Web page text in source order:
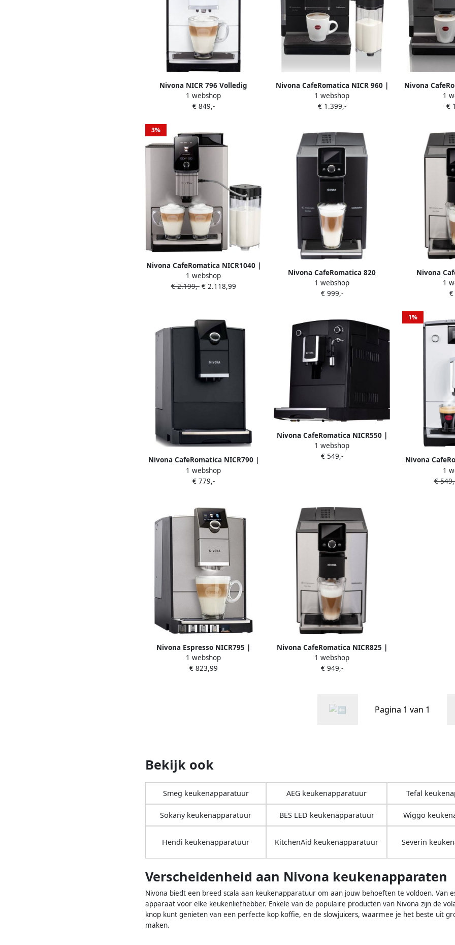
Nivona NICR 796 Volledig
automatisch 2 l koffiemachine
met bonen
1 webshop
€ 849,-
Nivona CafeRomatica NICR 960 |
Espressomachines |
4260083469606
1 webshop
€ 1.399,-
Nivona
1
€
3%
Nivona CafeRomatica NICR1040 |
Espressomachines |
4260083460405
1 webshop
€ 2.199,-€ 2.118,99
Nivona CafeRomatica 820
Espressomachine + 3 kilo
koffiebonen
1 webshop
€ 999,-
Nivona
1
€
Nivona CafeRomatica NICR790 |
Espressomachines |
4260083467909
1 webshop
€ 779,-
Nivona CafeRomatica NICR550 |
Espressomachines |
4260083465509
1 webshop
€ 549,-
1%
Nivona
1
€
Nivona Espresso NICR795 |
Espressomachines |
Keuken&Koken Koffie&Ontbijt |
1 webshop
€ 823,99
Nivona CafeRomatica NICR825 |
Espressomachines |
4260083468258
1 webshop
€ 949,-
Pagina 1 van 1
Bekijk ook
Smeg keukenapparatuur AEG keukenapparatuur Tefal
Sokany keukenapparatuur BES LED keukenapparatuur Wiggo
Hendi keukenapparatuur KitchenAid keukenapparatuur Severin
Verscheidenheid aan Nivona keukenapparaten
Nivona biedt een breed scala aan keukenapparatuur om aan jouw behoeften te voldoen. Van
apparaat voor elke keukenliefhebber. Enkele van de populaire producten van Nivona zijn de
knop kunt genieten van een perfecte kop koffie, en de slowjuicers, waarmee je het beste uit
maken.